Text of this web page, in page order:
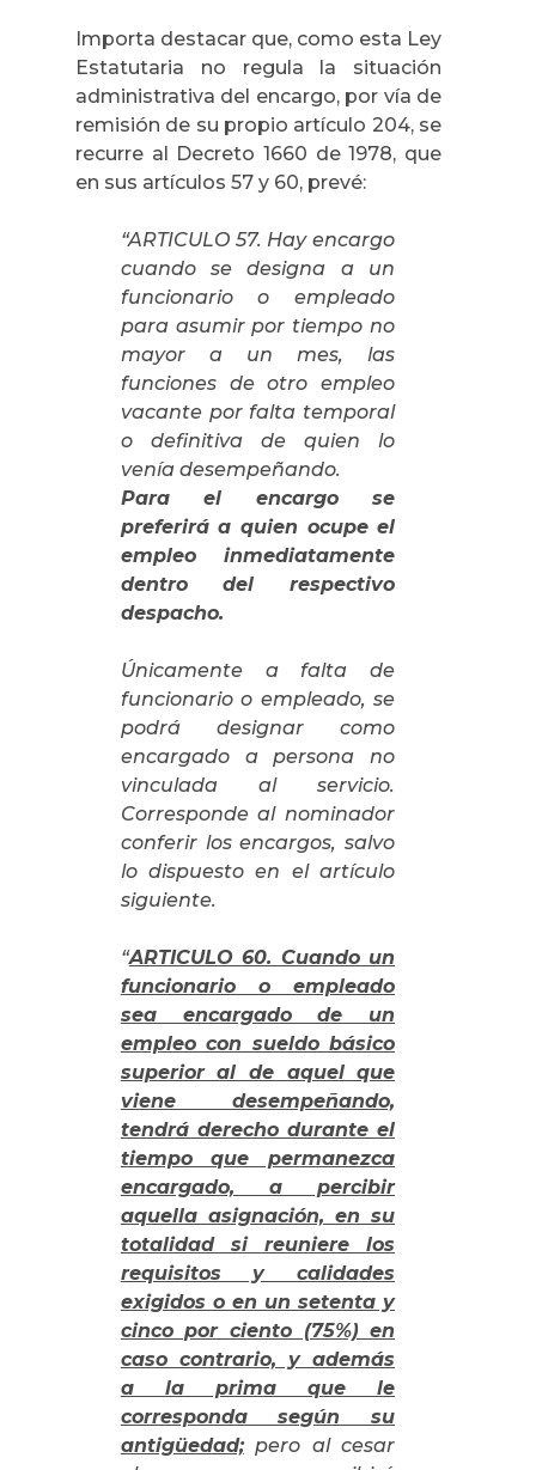
Importa destacar que, como esta Ley
Estatutaria no regula la situación
administrativa del encargo, por vía de
remisión de su propio artículo 204, se
recurre al Decreto 1660 de 1978, que
en sus artículos 57 y 60, prevé:
“ARTICULO 57. Hay encargo
cuando se designa a un
funcionario o empleado
para asumir por tiempo no
mayor a un mes, las
funciones de otro empleo
vacante por falta temporal
o definitiva de quien lo
venía desempeñando.
Para el encargo se
preferirá a quien ocupe el
empleo inmediatamente
dentro del respectivo
despacho.
Únicamente a falta de
funcionario o empleado, se
podrá designar como
encargado a persona no
vinculada al servicio.
Corresponde al nominador
conferir los encargos, salvo
lo dispuesto en el artículo
siguiente.
“ARTICULO 60. Cuando un
funcionario o empleado
sea encargado de un
empleo con sueldo básico
superior al de aquel que
viene desempeñando,
tendrá derecho durante el
tiempo que permanezca
encargado, a percibir
aquella asignación, en su
totalidad si reuniere los
requisitos y calidades
exigidos o en un setenta y
cinco por ciento (75%) en
caso contrario, y además
a la prima que le
corresponda según su
antigüedad;pero al cesar